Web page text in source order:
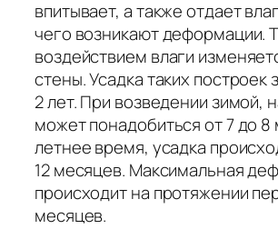
впитывает, а также отдает
чего возникают деформации.
воздействием влаги
стены. Усадка таких построек
2 лет. При возведении зимой,
может понадобиться от 7 до 8
летнее время, усадка
12 месяцев. Максимальная
происходит на протяжении
месяцев.